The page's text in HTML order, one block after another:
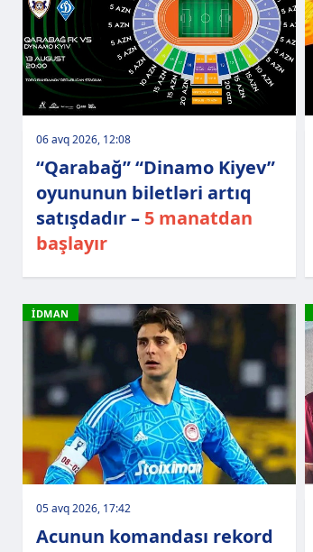
06 avq 2026, 12:08
“Qarabağ” “Dinamo Kiyev”
oyununun biletləri artıq
satışdadır – 5 manatdan
başlayır
İDMAN
05 avq 2026, 17:42
Acunun komandası rekord